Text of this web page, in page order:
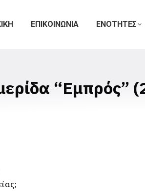
ΕΠΙΚΟΙΝΩΝΙΑ ΕΝΟΤΗΤΕΣ
“Εμπρός”